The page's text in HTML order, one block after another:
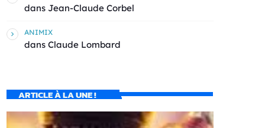
dans Jean-Claude Corbel
ANIMIX
dans Claude Lombard
ARTICLE À LA UNE !